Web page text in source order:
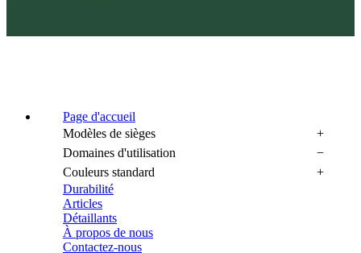
Page d'accueil
Modèles de sièges
Domaines d'utilisation
Couleurs standard
Durabilité
Articles
Détaillants
À propos de nous
Contactez-nous